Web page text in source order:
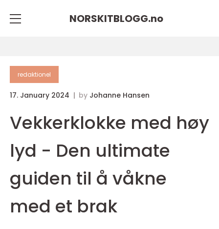
NORSKITBLOGG.no
redaktionel
17. January 2024 by Johanne Hansen
Vekkerklokke med høy
lyd - Den ultimate
guiden til å våkne
med et brak